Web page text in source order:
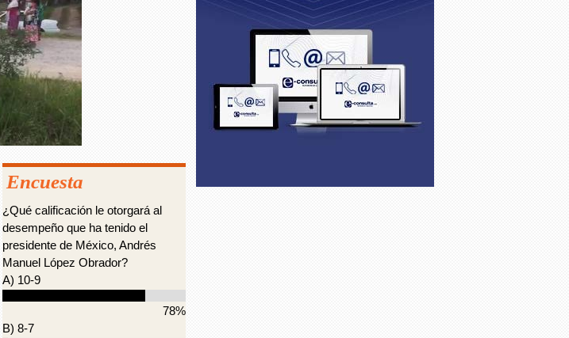
Encuesta
¿Qué calificación le otorgará al
desempeño que ha tenido el
presidente de México, Andrés
Manuel López Obrador?
A) 10-9
78%
B) 8-7